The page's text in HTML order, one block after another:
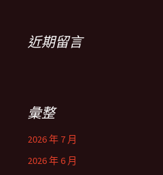
近期留言
彙整
2026 年 7 月
2026 年 6 月